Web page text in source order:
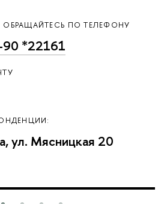
ПО ТЕЛЕФОНУ
*22161
ул. Мясницкая 20